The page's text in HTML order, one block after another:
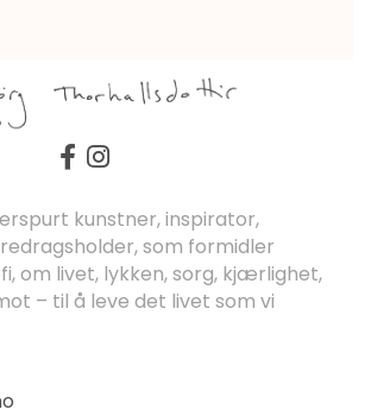
kunstner, inspirator,
som formidler
om livet, lykken, sorg, kjærlighet,
– til å leve det livet som vi